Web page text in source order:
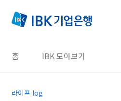
홈 IBK 모아보기
라이프 log